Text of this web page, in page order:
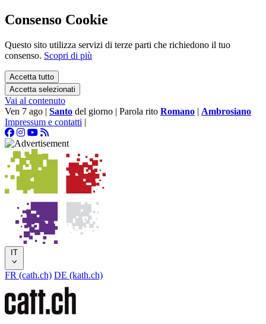
Consenso Cookie
Questo sito utilizza servizi di terze parti che richiedono il tuo
consenso. Scopri di più
Accetta tutto
Accetta selezionati
Vai al contenuto
Ven 7 ago | Santo del giorno | Parola rito Romano | Ambrosiano
Impressum e contatti |
IT
FR (cath.ch) DE (kath.ch)